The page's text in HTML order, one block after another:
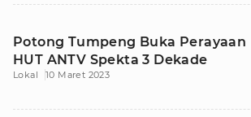
Potong Tumpeng Buka Perayaan
HUT ANTV Spekta 3 Dekade
Lokal 10 Maret 2023